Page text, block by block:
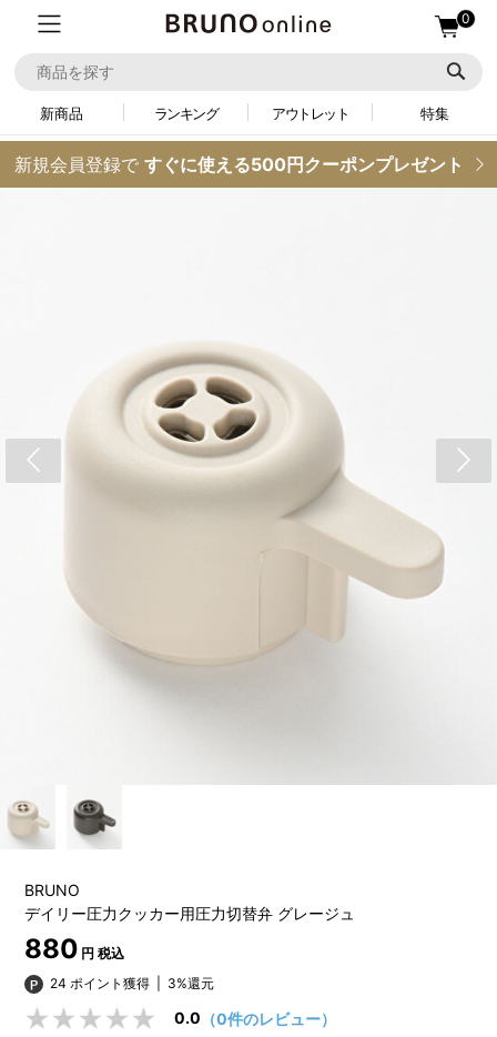
0
新商品 ランキング アウトレット 特集
新規会員登録で すぐに使える500円クーポンプレゼント
BRUNO
デイリー圧力クッカー用圧力切替弁 グレージュ
880 円 税込
24 ポイント獲得
3%還元
0.0 （0件のレビュー）